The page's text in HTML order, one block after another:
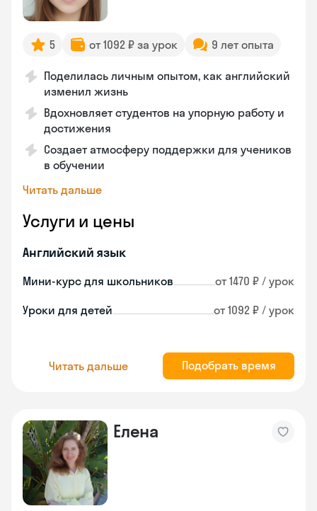
5 от 1092 ₽ за урок 9 лет опыта
Поделилась личным опытом, как английский
изменил жизнь
Вдохновляет студентов на упорную работу и
достижения
Создает атмосферу поддержки для учеников
в обучении
Читать дальше
Услуги и цены
Английский язык
Мини-курс для школьников от 1470 ₽ / урок
Уроки для детей от 1092 ₽ / урок
Читать дальше Подобрать время
Елена